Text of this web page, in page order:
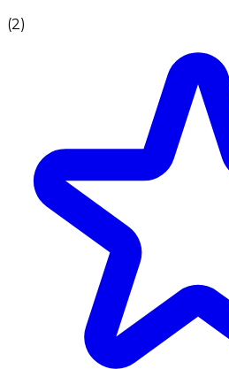
(2)